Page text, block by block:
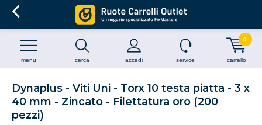
cerca accedi
menu service carrello
0
Dynaplus - Viti Uni - Torx 10 testa piatta - 3 x
40 mm - Zincato - Filettatura oro (200
pezzi)